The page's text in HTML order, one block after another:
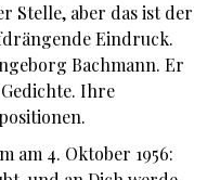
Stelle, aber das ist der
Eindruck.
Bachmann. Er
Ihre
am 4. Oktober 1956: